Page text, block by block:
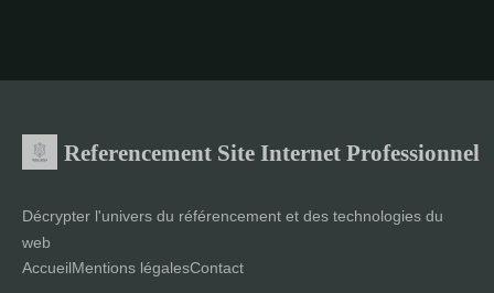
Referencement Site Internet Professionnel
Décrypter l'univers du référencement et des technologies du
web
AccueilMentions légalesContact